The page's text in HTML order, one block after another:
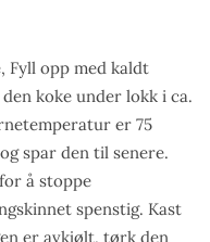
Fyll opp med kaldt
koke under lokk i ca.
er 75
spar den til senere.
å stoppe
spenstig. Kast
er avkjølt, tørk den